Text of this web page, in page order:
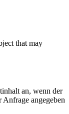
that may
an, wenn der
Anfrage angegeben